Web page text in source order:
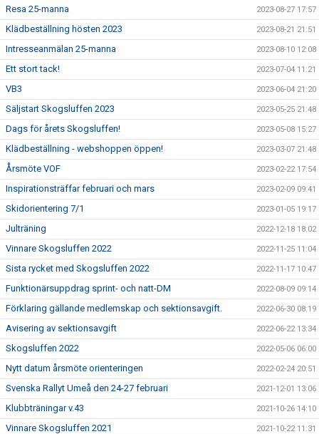
Resa 25-manna 2023-08-27 17:57
Klädbeställning hösten 2023 2023-08-21 21:51
Intresseanmälan 25-manna 2023-08-10 12:08
Ett stort tack! 2023-07-04 11:21
VB3 2023-06-04 21:20
Säljstart Skogsluffen 2023 2023-05-25 21:48
Dags för årets Skogsluffen! 2023-05-08 15:27
Klädbeställning - webshoppen öppen! 2023-03-07 21:48
Årsmöte VOF 2023-02-22 17:54
Inspirationsträffar februari och mars 2023-02-09 09:41
Skidorientering 7/1 2023-01-05 19:17
Julträning 2022-12-18 18:02
Vinnare Skogsluffen 2022 2022-11-25 11:04
Sista rycket med Skogsluffen 2022 2022-11-17 10:47
Funktionärsuppdrag sprint- och natt-DM 2022-08-09 09:14
Förklaring gällande medlemskap och sektionsavgift. 2022-06-30 08:19
Avisering av sektionsavgift 2022-06-22 13:34
Skogsluffen 2022 2022-05-06 06:00
Nytt datum årsmöte orienteringen 2022-02-24 20:51
Svenska Rallyt Umeå den 24-27 februari 2021-12-01 13:06
Klubbträningar v.43 2021-10-26 14:10
Vinnare Skogsluffen 2021 2021-10-22 11:31